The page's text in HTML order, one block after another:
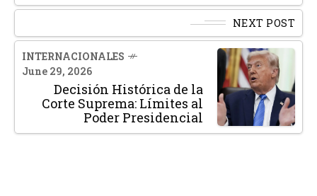
NEXT POST
INTERNACIONALES
June 29, 2026
Decisión Histórica de la
Corte Suprema: Límites al
Poder Presidencial